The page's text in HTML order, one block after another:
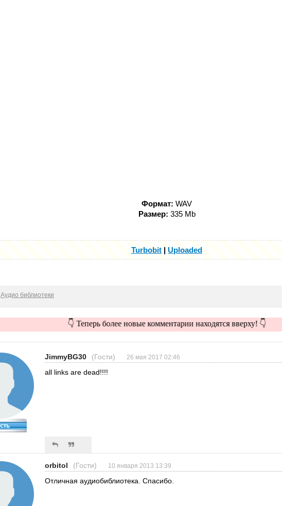
Формат: WAV
Размер: 335 Mb
Turbobit | Uploaded
Аудио библиотеки
👇 Теперь более новые комментарии находятся вверху! 👇
JimmyBG30 (Гости) 26 мая 2017 02:46
all links are dead!!!!
orbitol (Гости) 10 января 2013 13:39
Отличная аудиобиблиотека. Спасибо.